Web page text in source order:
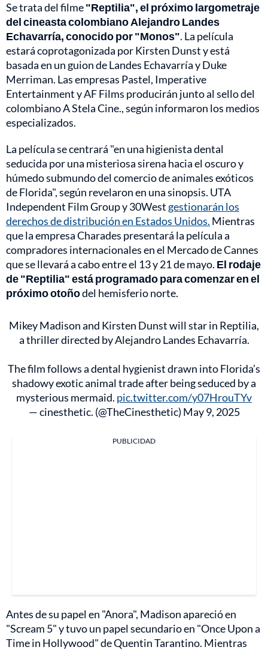
Se trata del filme"Reptilia", el próximo largometraje
del cineasta colombiano Alejandro Landes
Echavarría, conocido por "Monos". La película
estará coprotagonizada por Kirsten Dunst y está
basada en un guion de Landes Echavarría y Duke
Merriman. Las empresas Pastel, Imperative
Entertainment y AF Films producirán junto al sello del
colombiano A Stela Cine., según informaron los medios
especializados.
La película se centrará "en una higienista dental
seducida por una misteriosa sirena hacia el oscuro y
húmedo submundo del comercio de animales exóticos
de Florida", según revelaron en una sinopsis. UTA
Independent Film Group y 30West gestionarán los
derechos de distribución en Estados Unidos. Mientras
que la empresa Charades presentará la película a
compradores internacionales en el Mercado de Cannes
que se llevará a cabo entre el 13 y 21 de mayo. El rodaje
de "Reptilia" está programado para comenzar en el
próximo otoñodel hemisferio norte.
Mikey Madison and Kirsten Dunst will star in Reptilia,
a thriller directed by Alejandro Landes Echavarría.
The film follows a dental hygienist drawn into Florida’s
shadowy exotic animal trade after being seduced by a
mysterious mermaid. pic.twitter.com/y07HrouTYv
— cinesthetic. (@TheCinesthetic) May 9, 2025
PUBLICIDAD
Antes de su papel en "Anora", Madison apareció en
"Scream 5" y tuvo un papel secundario en "Once Upon a
Time in Hollywood" de Quentin Tarantino. Mientras